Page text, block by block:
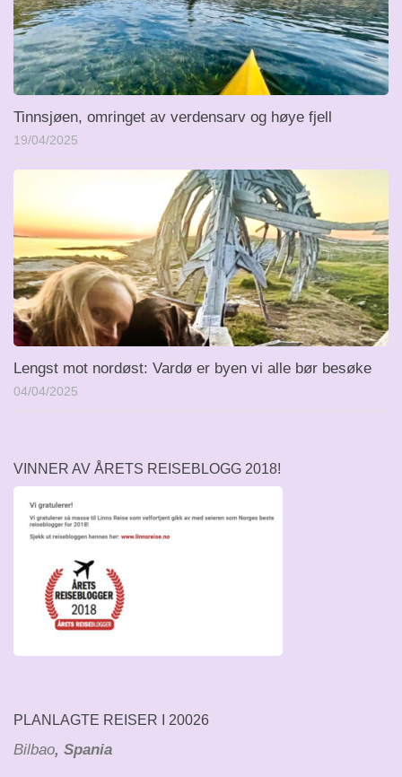
Tinnsjøen, omringet av verdensarv og høye fjell
19/04/2025
Lengst mot nordøst: Vardø er byen vi alle bør besøke
04/04/2025
VINNER AV ÅRETS REISEBLOGG 2018!
PLANLAGTE REISER I 20026
Bilbao, Spania